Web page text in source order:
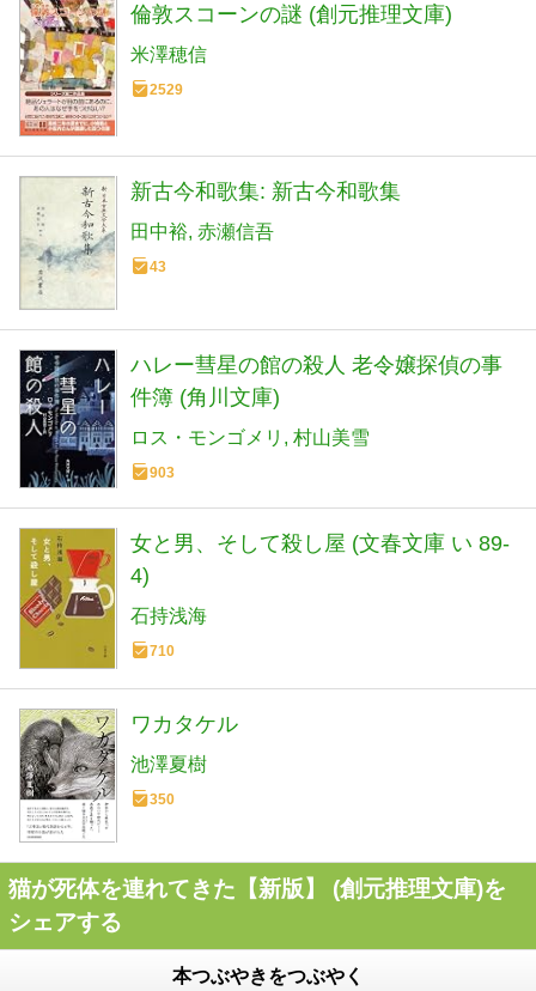
倫敦スコーンの謎 (創元推理文庫)
米澤穂信
2529
新古今和歌集: 新古今和歌集
田中裕 赤瀬信吾
43
ハレー彗星の館の殺人 老令嬢探偵の事
件簿 (角川文庫)
ロス・モンゴメリ 村山美雪
903
女と男、そして殺し屋 (文春文庫 い 89-
4)
石持浅海
710
ワカタケル
池澤夏樹
350
猫が死体を連れてきた【新版】 (創元推理文庫)を
シェアする
本つぶやきをつぶやく